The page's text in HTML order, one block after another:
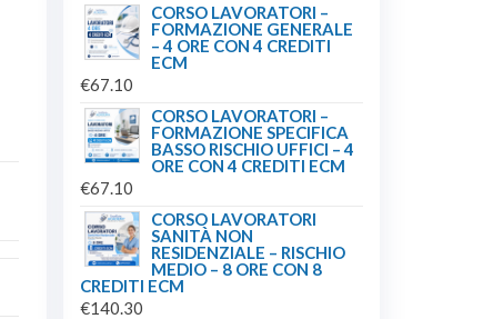
CORSO LAVORATORI –
FORMAZIONE GENERALE
– 4 ORE CON 4 CREDITI
ECM
€67.10
CORSO LAVORATORI –
FORMAZIONE SPECIFICA
BASSO RISCHIO UFFICI – 4
ORE CON 4 CREDITI ECM
€67.10
CORSO LAVORATORI
SANITÀ NON
RESIDENZIALE – RISCHIO
MEDIO – 8 ORE CON 8
CREDITI ECM
€140.30